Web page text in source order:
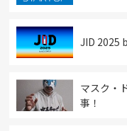
JID 2025
マスク・
事！